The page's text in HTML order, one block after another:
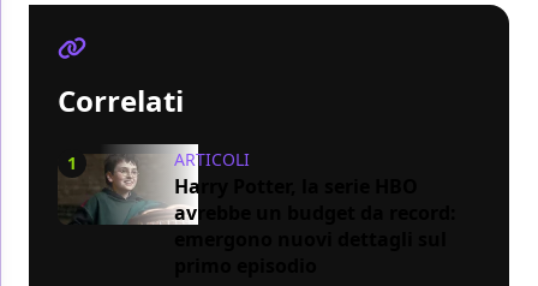
Correlati
1 ARTICOLI
Harry Potter, la serie HBO
avrebbe un budget da record: